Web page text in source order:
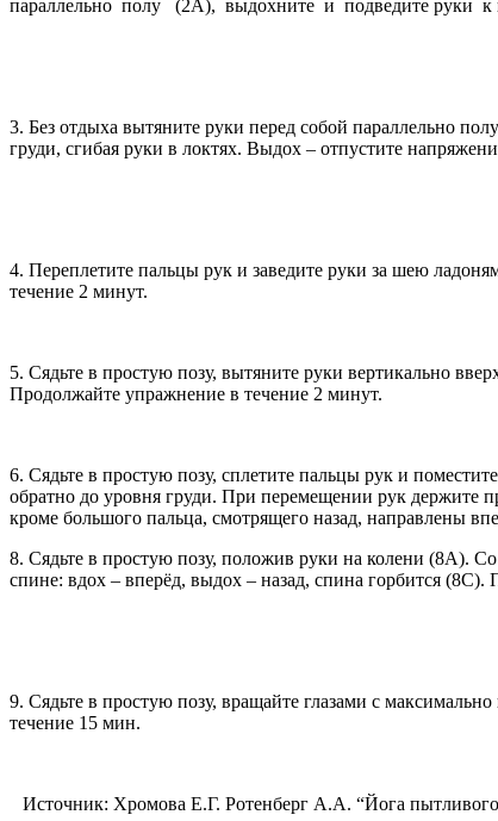
параллельно полу (2А), выдохните и подведите руки к
3. Без отдыха вытяните руки перед собой параллельно
груди, сгибая руки в локтях. Выдох – отпустите
4. Переплетите пальцы рук и заведите руки за шею
течение 2 минут.
5. Сядьте в простую позу, вытяните руки вертикально
Продолжайте упражнение в течение 2 минут.
6. Сядьте в простую позу, сплетите пальцы рук и
обратно до уровня груди. При перемещении рук держите
кроме большого пальца, смотрящего назад, направлены
8. Сядьте в простую позу, положив руки на колени (8А).
спине: вдох – вперёд, выдох – назад, спина горбится (8С).
9. Сядьте в простую позу, вращайте глазами с
течение 15 мин.
Источник: Хромова Е.Г. Ротенберг А.А. “Йога